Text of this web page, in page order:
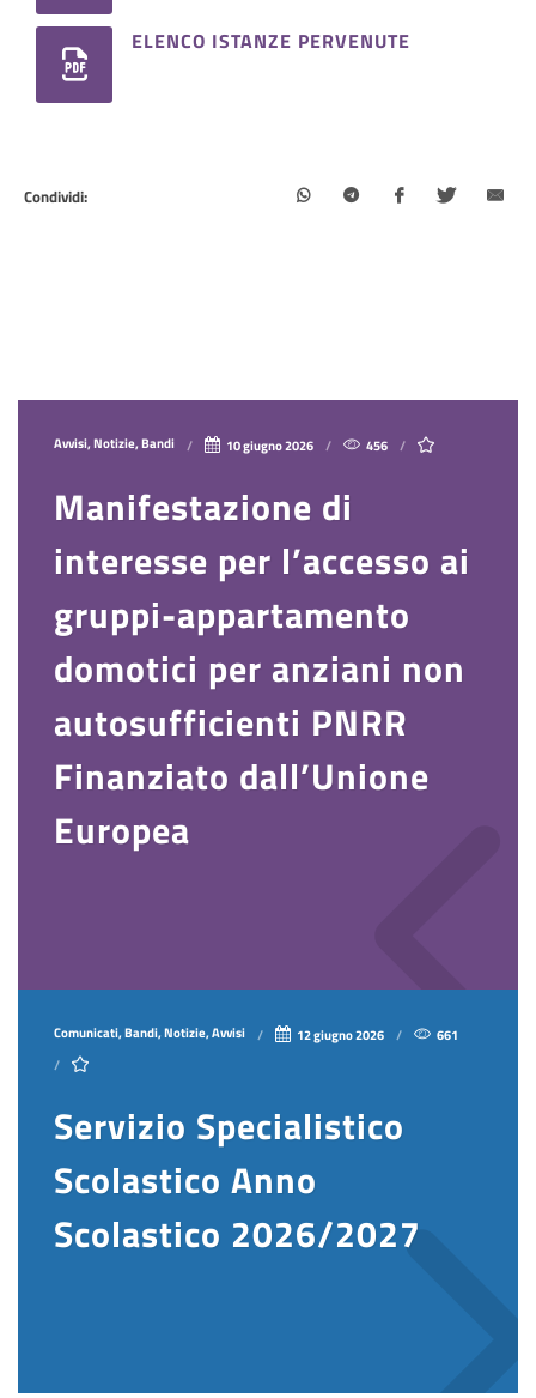
ELENCO ISTANZE PERVENUTE
Condividi:
Avvisi, Notizie, Bandi 10 giugno 2026 456
Manifestazione di
interesse per l’accesso ai
gruppi-appartamento
domotici per anziani non
autosufficienti PNRR
Finanziato dall’Unione
Europea
Comunicati, Bandi, Notizie, Avvisi 12 giugno 2026 661
Servizio Specialistico
Scolastico Anno
Scolastico 2026/2027